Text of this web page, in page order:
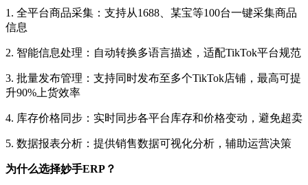
1. 全平台商品采集：支持从1688、某宝等100台一键采集商品
信息
2. 智能信息处理：自动转换多语言描述，适配TikTok平台规范
3. 批量发布管理：支持同时发布至多个TikTok店铺，最高可提
升90%上货效率
4. 库存价格同步：实时同步各平台库存和价格变动，避免超卖
5. 数据报表分析：提供销售数据可视化分析，辅助运营决策
为什么选择妙手ERP？